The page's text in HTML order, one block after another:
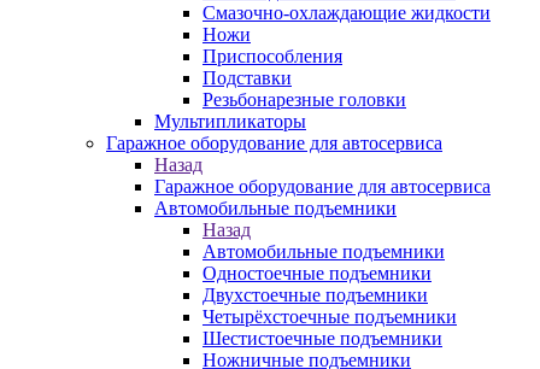
Смазочно-охлаждающие жидкости
Ножи
Приспособления
Подставки
Резьбонарезные головки
Мультипликаторы
Гаражное оборудование для автосервиса
Назад
Гаражное оборудование для автосервиса
Автомобильные подъемники
Назад
Автомобильные подъемники
Одностоечные подъемники
Двухстоечные подъемники
Четырёхстоечные подъемники
Шестистоечные подъемники
Ножничные подъемники